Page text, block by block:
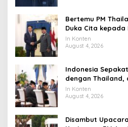
Bertemu PM
Duka Cita
Tahun ke Raja
In Konten
August 4, 2026
Indonesia
dengan Thailand,
Ekonomi Digital
In Konten
August 4, 2026
Disambut